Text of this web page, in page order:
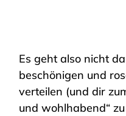
Es geht also nicht
beschönigen und
verteilen (und dir
und wohlhabend“